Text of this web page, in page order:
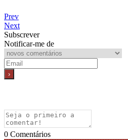
Prev
Next
Subscrever
Notificar-me de
0 Comentários